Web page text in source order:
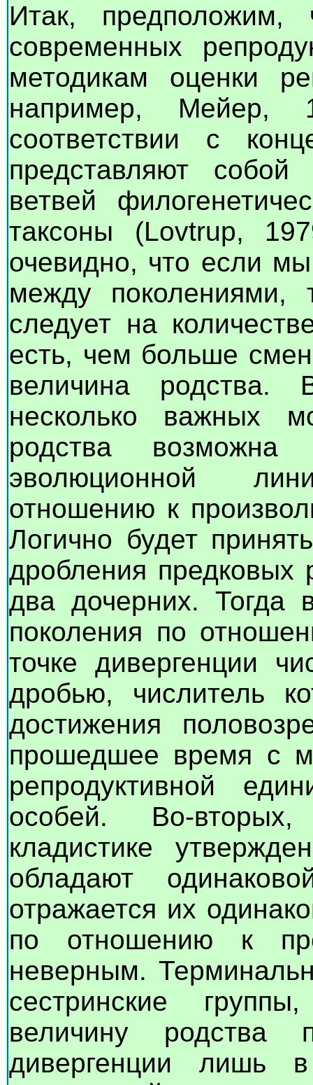
Итак,
современных
методикам оценки
например, Мейер,
соответствии с
представляют
ветвей
таксоны (Lovtrup,
очевидно, что если
между поколениями,
следует на
есть, чем больше
величина родства.
несколько важных
родства
эволюционной
отношению к
Логично будет
дробления предковых
два дочерних. Тогда
поколения по
точке дивергенции
дробью, числитель
достижения
прошедшее время с
репродуктивной
особей. Во-
кладистике
обладают
отражается их
по отношению к
неверным.
сестринские
величину
дивергенции